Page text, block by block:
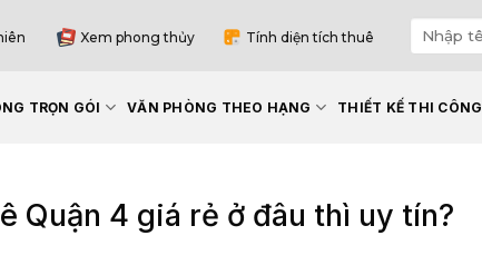
Xem phong thủy Tính diện tích thuê
TRỌN GÓI VĂN PHÒNG THEO HẠNG THIẾT KẾ THI CÔNG
Quận 4 giá rẻ ở đâu thì uy tín?